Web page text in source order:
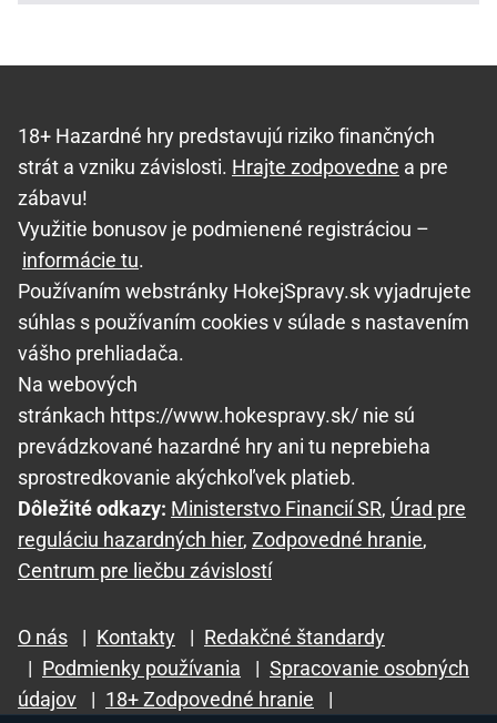
18+ Hazardné hry predstavujú riziko finančných
strát a vzniku závislosti. Hrajte zodpovedne a pre
zábavu!
Využitie bonusov je podmienené registráciou –
informácie tu.
Používaním webstránky HokejSpravy.sk vyjadrujete
súhlas s používaním cookies v súlade s nastavením
vášho prehliadača.
Na webových
stránkach https://www.hokespravy.sk/ nie sú
prevádzkované hazardné hry ani tu neprebieha
sprostredkovanie akýchkoľvek platieb.
Dôležité odkazy: Ministerstvo Financií SR, Úrad pre
reguláciu hazardných hier, Zodpovedné hranie,
Centrum pre liečbu závislostí
O nás | Kontakty | Redakčné štandardy
| Podmienky používania | Spracovanie osobných
údajov
| 18+ Zodpovedné hranie
|